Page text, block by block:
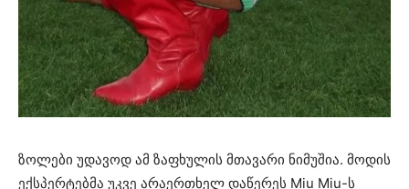
ზოლები უდავოდ ამ ზაფხულის მთავარი ნიმუშია. მოდის
ექსპერტებმა უკვე არაერთხელ დაწერეს Miu Miu-ს